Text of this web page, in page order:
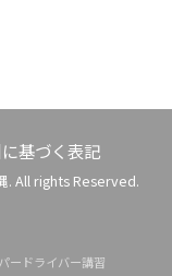
基づく表記
. All rights Reserved.
ードライバー講習